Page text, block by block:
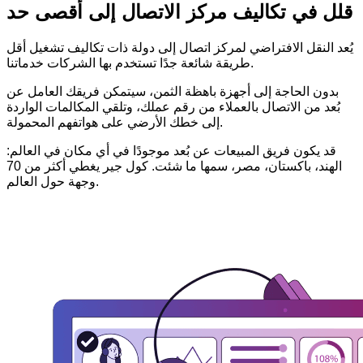
قلل في تكاليف مركز الاتصال إلى أقصى حد
يُعد النقل الافتراضي لمركز اتصال إلى دولة ذات تكاليف تشغيل أقل
طريقة شائعة جدًا تستخدم بها الشركات خدماتنا.
بدون الحاجة إلى أجهزة باهظة الثمن، سيتمكن فريقك العامل عن
بُعد من الاتصال بالعملاء من رقم عملك، وتلقي المكالمات الواردة
إلى خطك الأرضي على هواتفهم المحمولة.
قد يكون فريق المبيعات عن بُعد موجودًا في أي مكان في العالم:
الهند، باكستان، مصر، سمها ما شئت. كول جير يغطي أكثر من 70
وجهة حول العالم.